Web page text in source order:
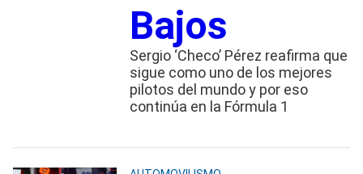
Bajos
Sergio ‘Checo’ Pérez reafirma que
sigue como uno de los mejores
pilotos del mundo y por eso
continúa en la Fórmula 1